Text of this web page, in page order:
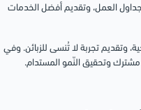
جداول العمل، وتقديم أفضل الخدمات
وتقديم تجربة لا تُنسى للزبائن. وفي
وتحقيق النّمو المستدام.